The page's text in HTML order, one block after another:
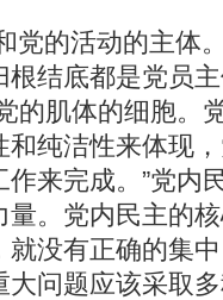
党的活动的主体
结底都是党员
的肌体的细胞。
纯洁性来体现
来完成。”党内
量。党内民主的
没有正确的集
问题应该采取